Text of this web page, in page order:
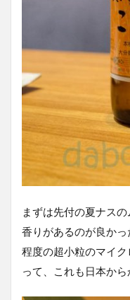
まずは先付の夏ナス
香りがあるのが良か
程度の超小粒のマイク
って、これも日本から